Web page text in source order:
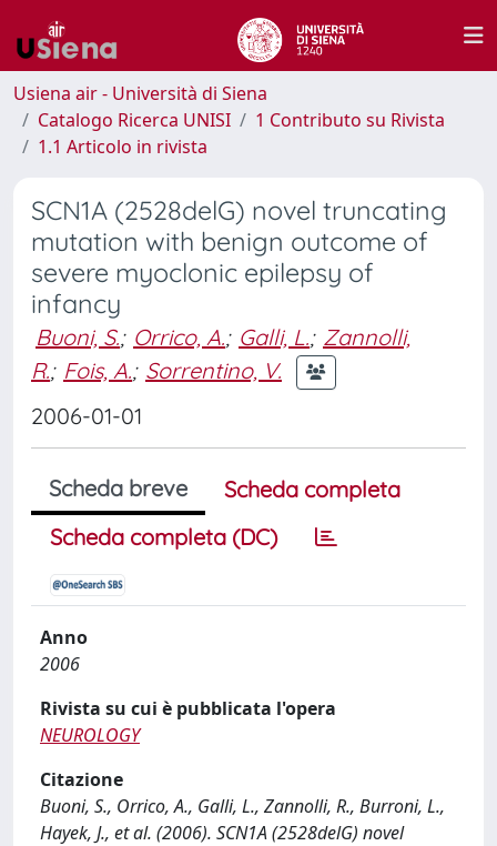
Usiena air - Università di Siena
Catalogo Ricerca UNISI
1 Contributo su Rivista
1.1 Articolo in rivista
SCN1A (2528delG) novel truncating
mutation with benign outcome of
severe myoclonic epilepsy of
infancy
Buoni, S.; Orrico, A.; Galli, L.; Zannolli,
R.; Fois, A.; Sorrentino, V.
2006-01-01
Scheda breve
Scheda completa
Scheda completa (DC)
Anno
2006
Rivista su cui è pubblicata l'opera
NEUROLOGY
Citazione
Buoni, S., Orrico, A., Galli, L., Zannolli, R., Burroni, L.,
Hayek, J., et al. (2006). SCN1A (2528delG) novel